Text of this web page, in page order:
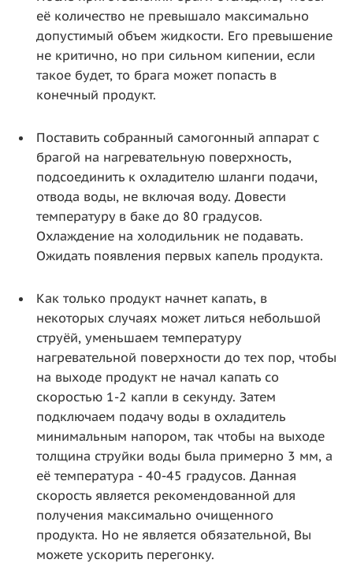
её количество не превышало максимально
допустимый объем жидкости. Его превышение
не критично, но при сильном кипении, если
такое будет, то брага может попасть в
конечный продукт.
Поставить собранный самогонный аппарат с
брагой на нагревательную поверхность,
подсоединить к охладителю шланги подачи,
отвода воды, не включая воду. Довести
температуру в баке до 80 градусов.
Охлаждение на холодильник не подавать.
Ожидать появления первых капель продукта.
Как только продукт начнет капать, в
некоторых случаях может литься небольшой
струёй, уменьшаем температуру
нагревательной поверхности до тех пор, чтобы
на выходе продукт не начал капать со
скоростью 1-2 капли в секунду. Затем
подключаем подачу воды в охладитель
минимальным напором, так чтобы на выходе
толщина струйки воды была примерно 3 мм, а
её температура - 40-45 градусов. Данная
скорость является рекомендованной для
получения максимально очищенного
продукта. Но не является обязательной, Вы
можете ускорить перегонку.